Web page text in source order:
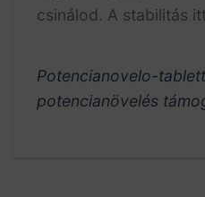
csinálod. A stabilitás
Potencianovelo-
potencianövelés